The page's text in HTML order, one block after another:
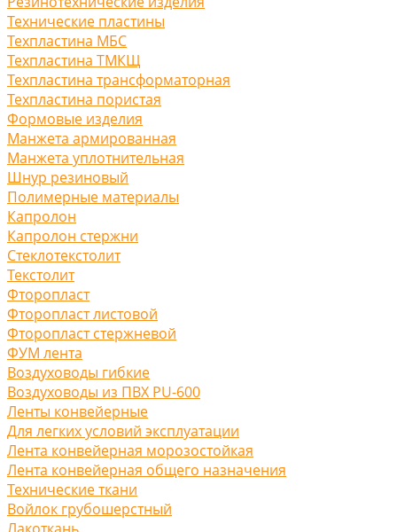
Технические пластины
Техпластина МБС
Техпластина ТМКЩ
Техпластина трансформаторная
Техпластина пористая
Формовые изделия
Манжета армированная
Манжета уплотнительная
Шнур резиновый
Полимерные материалы
Капролон
Капролон стержни
Стеклотекстолит
Текстолит
Фторопласт
Фторопласт листовой
Фторопласт стержневой
ФУМ лента
Воздуховоды гибкие
Воздуховоды из ПВХ PU-600
Ленты конвейерные
Для легких условий эксплуатации
Лента конвейерная морозостойкая
Лента конвейерная общего назначения
Технические ткани
Войлок грубошерстный